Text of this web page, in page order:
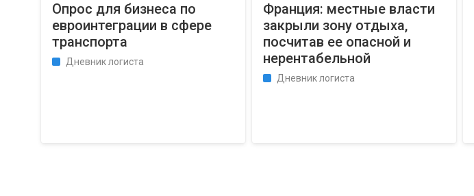
Опрос для бизнеса по
евроинтеграции в сфере
транспорта
Дневник логиста
Франция: местные власти
закрыли зону отдыха,
посчитав ее опасной и
нерентабельной
Дневник логиста